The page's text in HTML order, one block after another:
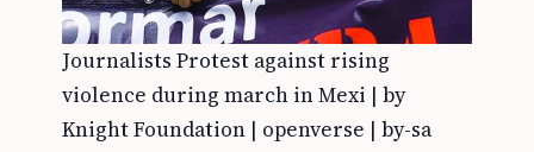
Journalists Protest against rising
violence during march in Mexi | by
Knight Foundation | openverse | by-sa